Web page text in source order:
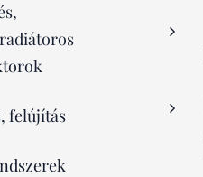
felújítás